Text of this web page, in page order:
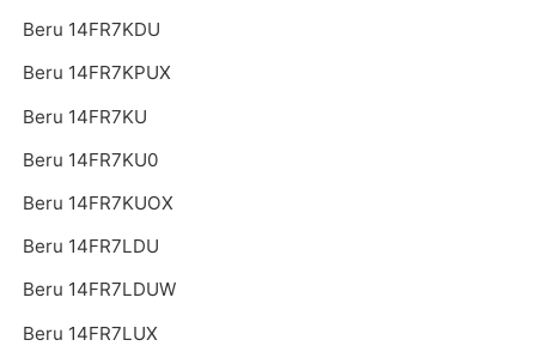
Beru 14FR7KDU
Beru 14FR7KPUX
Beru 14FR7KU
Beru 14FR7KU0
Beru 14FR7KUOX
Beru 14FR7LDU
Beru 14FR7LDUW
Beru 14FR7LUX